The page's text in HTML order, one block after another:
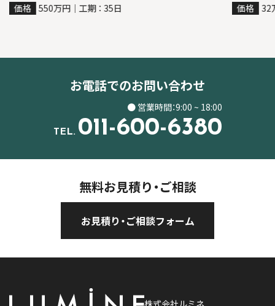
価格 550万円｜工期 ： 35日 価格 32
お電話でのお問い合わせ
● 営業時間：9:00 ~ 18:00
TEL. 011-600-6380
無料お見積り・ご相談
お見積り・ご相談フォーム